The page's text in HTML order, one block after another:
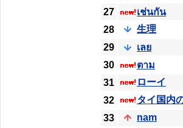
27
เช่นกัน
28
生理
29
เลย
30
ตาม
31
ローイ
32
タイ国内
33
nam